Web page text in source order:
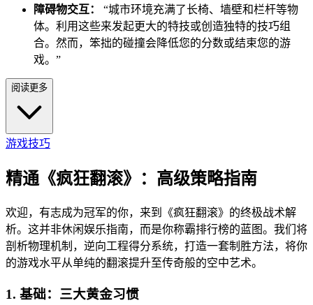
障碍物交互：
“城市环境充满了长椅、墙壁和栏杆等物
体。利用这些来发起更大的特技或创造独特的技巧组
合。然而，笨拙的碰撞会降低您的分数或结束您的游
戏。”
阅读更多
游戏技巧
精通《疯狂翻滚》：高级策略指南
欢迎，有志成为冠军的你，来到《疯狂翻滚》的终极战术解
析。这并非休闲娱乐指南，而是你称霸排行榜的蓝图。我们将
剖析物理机制，逆向工程得分系统，打造一套制胜方法，将你
的游戏水平从单纯的翻滚提升至传奇般的空中艺术。
1. 基础：三大黄金习惯